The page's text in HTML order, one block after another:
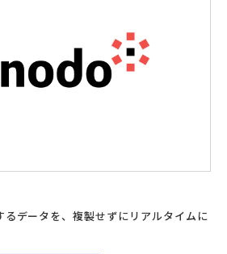
データを、複製せずにリアルタイムに